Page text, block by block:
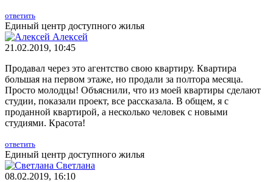
ответить
Единый центр доступного жилья
Алексей
21.02.2019, 10:45
Продавал через это агентство свою квартиру. Квартира
большая на первом этаже, но продали за полтора месяца.
Просто молодцы! Объяснили, что из моей квартиры сделают
студии, показали проект, все рассказала. В общем, я с
проданной квартирой, а несколько человек с новыми
студиями. Красота!
ответить
Единый центр доступного жилья
Светлана
08.02.2019, 16:10